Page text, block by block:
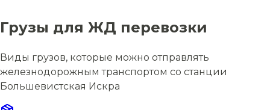
Грузы для ЖД перевозки
Виды грузов, которые можно отправлять
железнодорожным транспортом со станции
Большевистская Искра